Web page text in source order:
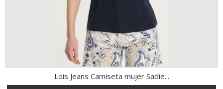
Lois Jeans Camiseta mujer Sadie...